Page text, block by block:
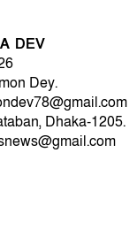
DEV
Dey.
Dhaka-1205.